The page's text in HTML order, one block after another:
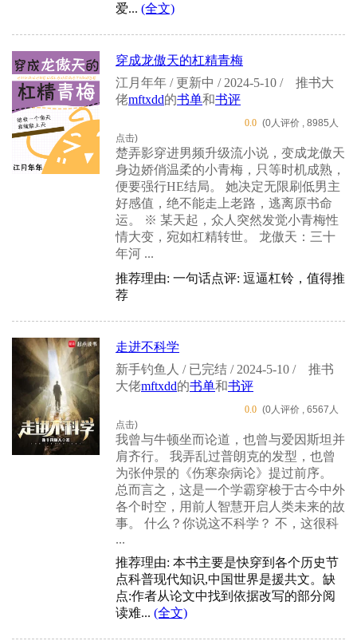
爱... (全文)
穿成龙傲天的杠精青梅
江月年年 / 更新中 / 2024-5-10 /
推书大
佬mftxdd的书单和书评
0.0 (0人评价 , 8985人
点击)
楚弄影穿进男频升级流小说，变成龙傲天
身边娇俏温柔的小青梅，只等时机成熟，
便要强行HE结局。 她决定无限刷低男主
好感值，绝不能走上老路，逃离原书命
运。 ※ 某天起，众人突然发觉小青梅性
情大变，宛如杠精转世。 龙傲天：三十
年河 ...
推荐理由: 一句话点评: 逗逼杠铃，值得推
荐
走进不科学
新手钓鱼人 / 已完结 / 2024-5-10 /
推书
大佬mftxdd的书单和书评
0.0 (0人评价 , 6567人
点击)
我曾与牛顿坐而论道，也曾与爱因斯坦并
肩齐行。 我弄乱过普朗克的发型，也曾
为张仲景的《伤寒杂病论》提过前序。
总而言之，这是一个学霸穿梭于古今中外
各个时空，用前人智慧开启人类未来的故
事。 什么？你说这不科学？ 不，这很科
...
推荐理由: 本书主要是快穿到各个历史节
点科普现代知识,中国世界是援共文。缺
点:作者从论文中找到依据改写的部分阅
读难... (全文)